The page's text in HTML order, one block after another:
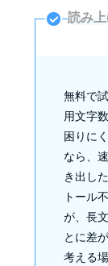
読み
無料で
用文字
困りに
なら、
き出し
トール
が、長
とに差
考える